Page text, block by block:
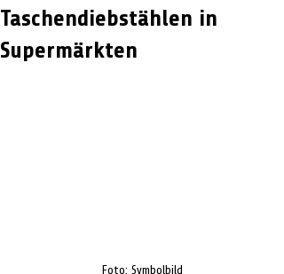
Taschendiebstählen in
Supermärkten
Foto: Symbolbild